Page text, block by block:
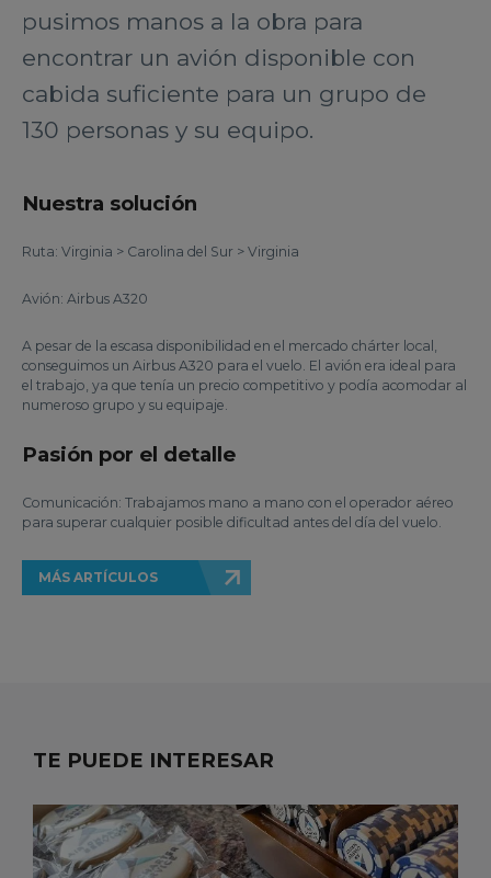
pusimos manos a la obra para
encontrar un avión disponible con
cabida suficiente para un grupo de
130 personas y su equipo.
Nuestra solución
Ruta: Virginia > Carolina del Sur > Virginia
Avión: Airbus A320
A pesar de la escasa disponibilidad en el mercado chárter local,
conseguimos un Airbus A320 para el vuelo. El avión era ideal para
el trabajo, ya que tenía un precio competitivo y podía acomodar al
numeroso grupo y su equipaje.
Pasión por el detalle
Comunicación: Trabajamos mano a mano con el operador aéreo
para superar cualquier posible dificultad antes del día del vuelo.
MÁS ARTÍCULOS
TE PUEDE INTERESAR